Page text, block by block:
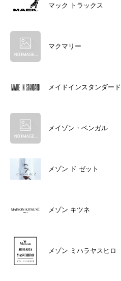
マック トラックス
マクマリー
メイドインスタンダード
メイゾン・ベンガル
メゾン ド ゼット
メゾン キツネ
メゾン ミハラヤスヒロ